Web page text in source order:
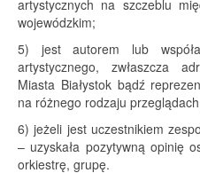
artystycznych na szczeblu
wojewódzkim;
5) jest autorem lub
artystycznego, zwłaszcza
Miasta Białystok bądź
na różnego rodzaju
6) jeżeli jest uczestnikiem
– uzyskała pozytywną opinię
orkiestrę, grupę.